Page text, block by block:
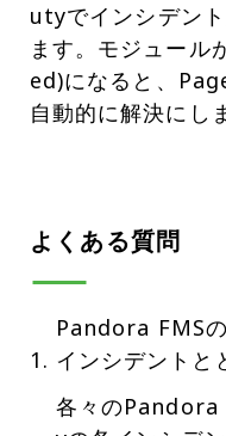
utyでインシデン
ます。モジュー
ed)になると、
自動的に解決にし
よくある質問
Pandora FMS
インシデントと
各々のPandora